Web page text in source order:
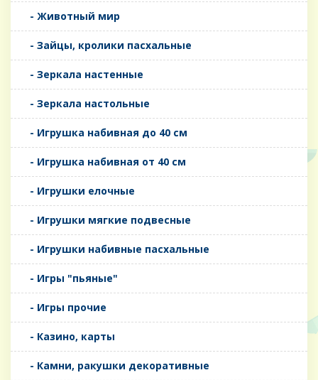
- Животный мир
- Зайцы, кролики пасхальные
- Зеркала настенные
- Зеркала настольные
- Игрушка набивная до 40 см
- Игрушка набивная от 40 см
- Игрушки елочные
- Игрушки мягкие подвесные
- Игрушки набивные пасхальные
- Игры "пьяные"
- Игры прочие
- Казино, карты
- Камни, ракушки декоративные